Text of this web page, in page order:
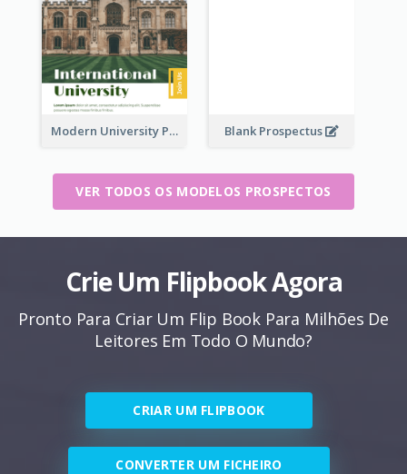
Modern University Prospectus Blank Prospectus
VER TODOS OS MODELOS PROSPECTOS
Crie Um Flipbook Agora
Pronto Para Criar Um Flip Book Para Milhões De
Leitores Em Todo O Mundo?
CRIAR UM FLIPBOOK
CONVERTER UM FICHEIRO